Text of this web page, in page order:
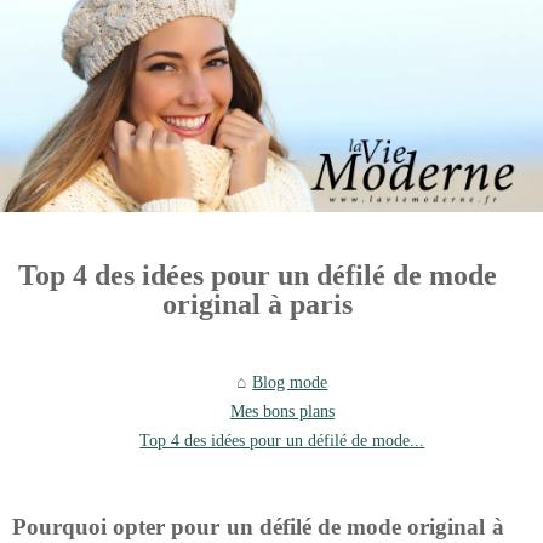
Top 4 des idées pour un défilé de mode
original à paris
Blog mode
Mes bons plans
Top 4 des idées pour un défilé de mode...
Pourquoi opter pour un défilé de mode original à